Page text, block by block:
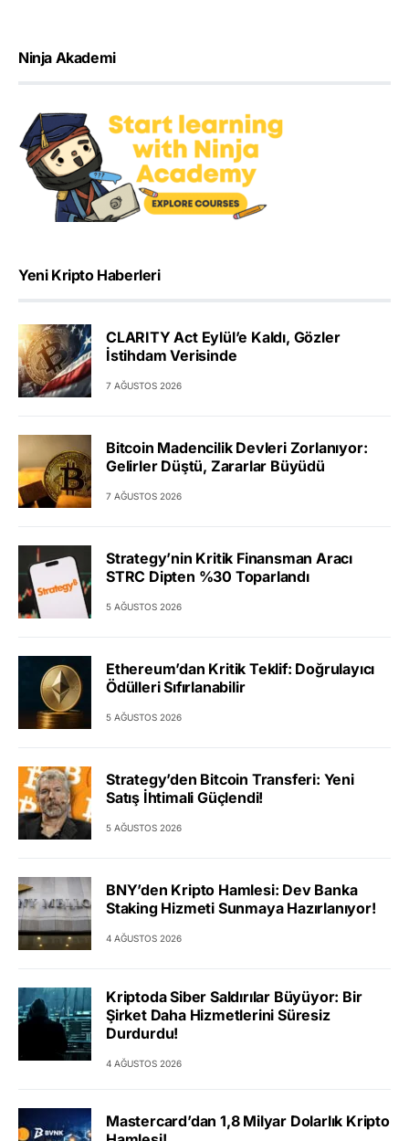
Ninja Akademi
Yeni Kripto Haberleri
CLARITY Act Eylül’e Kaldı, Gözler
İstihdam Verisinde
7 AĞUSTOS 2026
Bitcoin Madencilik Devleri Zorlanıyor:
Gelirler Düştü, Zararlar Büyüdü
7 AĞUSTOS 2026
Strategy’nin Kritik Finansman Aracı
STRC Dipten %30 Toparlandı
5 AĞUSTOS 2026
Ethereum’dan Kritik Teklif: Doğrulayıcı
Ödülleri Sıfırlanabilir
5 AĞUSTOS 2026
Strategy’den Bitcoin Transferi: Yeni
Satış İhtimali Güçlendi!
5 AĞUSTOS 2026
BNY’den Kripto Hamlesi: Dev Banka
Staking Hizmeti Sunmaya Hazırlanıyor!
4 AĞUSTOS 2026
Kriptoda Siber Saldırılar Büyüyor: Bir
Şirket Daha Hizmetlerini Süresiz
Durdurdu!
4 AĞUSTOS 2026
Mastercard’dan 1,8 Milyar Dolarlık Kripto